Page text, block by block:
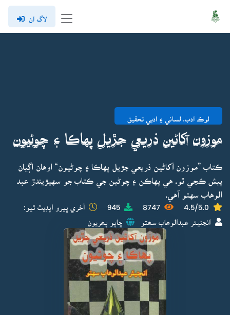
لاگ ان
لوڪ ادب، لساني ۽ ادبي تحقيق
موزون آکاڻين ذريعي جڙيل پهاڪا ۽ چوڻيون
ڪتاب ”موزون آکاڻين ذريعي جڙيل پهاڪا ۽ چوڻيون“ اوهان اڳيان
پيش ڪجي ٿو. هي پهاڪن ۽ چوڻين جي ڪتاب جو سهيڙيندڙ عبد
الوهاب سهتو آهي.
4.5/5.0
8747
945 آخري ڀيرو اپڊيٽ ٿيو:
انجنيئر عبدالوھاب سھتو ڇاپو پھريون